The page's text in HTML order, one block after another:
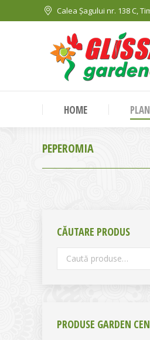
Calea Șagului nr. 138 C,
HOME
PEPEROMIA
CĂUTARE PRODUS
PRODUSE GARDEN